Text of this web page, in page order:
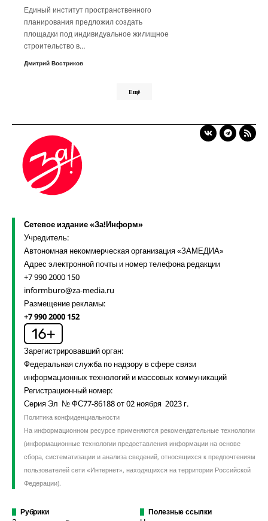
Единый институт пространственного
планирования предложил создать
площадки под индивидуальное жилищное
строительство в…
Дмитрий Востриков
Ещё
Сетевое издание «За!Информ»
Учредитель:
Автономная некоммерческая организация «ЗАМЕДИА»
Адрес электронной почты и номер телефона редакции
+7 990 2000 150
informburo@za-media.ru
Размещение рекламы:
+7 990 2000 152
Зарегистрировавший орган:
Федеральная служба по надзору в сфере связи
информационных технологий и массовых коммуникаций
Регистрационный номер:
Серия Эл № ФС77-86188 от 02 ноября 2023 г.
Политика конфиденциальности
На информационном ресурсе применяются рекомендательные технологии
(информационные технологии предоставления информации на основе
сбора, систематизации и анализа сведений, относящихся к предпочтениям
пользователей сети «Интернет», находящихся на территории Российской
Федерации).
Рубрики Полезные ссылки